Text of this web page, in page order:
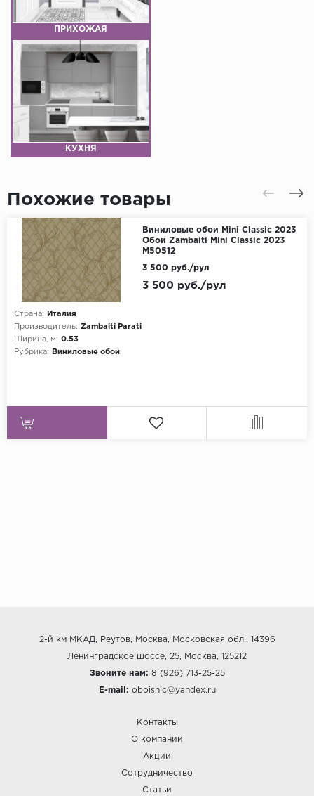
ПРИХОЖАЯ
КУХНЯ
Похожие товары
Виниловые обои Mini Classic 2023
Обои Zambaiti Mini Classic 2023
M50512
Страна:
Италия
Производитель: Zambaiti Parati
Ширина, м: 0.53
Рубрика:
Виниловые обои
3 500 руб./рул
3 500 руб./рул
2-й км МКАД, Реутов, Москва, Московская обл., 14396
Ленинградское шоссе, 25, Москва, 125212
Звоните нам: 8 (926) 713-25-25
E-mail: oboishic@yandex.ru
Контакты
О компании
Акции
Сотрудничество
Статьи